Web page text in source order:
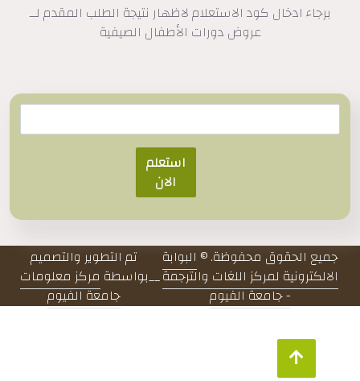
برجاء ادخال كود الاستعلام لاظهار نتيجة الطلب المقدم لــ
عروض دورات الأطفال الصيفية
استعلم
الان
جميع الحقوق محفوظة. ©البوابة
الالكترونية لمركز اللغات والترجمة
- جامعة الفيوم
__
تم التطوير والتصميم
بواسطةمركز معلومات
جامعة الفيوم